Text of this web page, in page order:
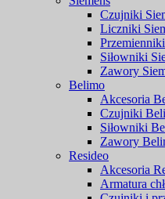
Czujniki
Liczniki
Siłowniki
Zawory
Belimo
Akcesoria
Czujniki
Siłowniki
Zawory
Resideo
Akcesoria
Armatura